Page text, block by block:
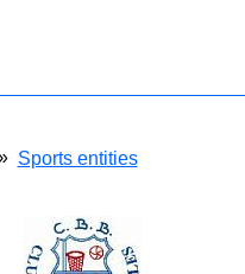
Sports entities